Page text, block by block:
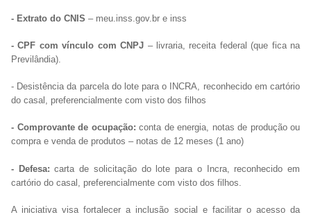
- Extrato do CNIS – meu.inss.gov.br e inss
- CPF com vínculo com CNPJ – livraria, receita federal (que fica na
Previlândia).
- Desistência da parcela do lote para o INCRA, reconhecido em cartório
do casal, preferencialmente com visto dos filhos
- Comprovante de ocupação: conta de energia, notas de produção ou
compra e venda de produtos – notas de 12 meses (1 ano)
- Defesa: carta de solicitação do lote para o Incra, reconhecido em
cartório do casal, preferencialmente com visto dos filhos.
A iniciativa visa fortalecer a inclusão social e facilitar o acesso da